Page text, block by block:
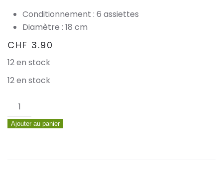
Conditionnement : 6 assiettes
Diamètre : 18 cm
CHF 3.90
12 en stock
12 en stock
quantité
de
6Ajouter au panier